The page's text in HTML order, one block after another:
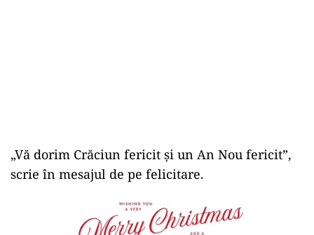
„Vă dorim Crăciun fericit şi un An Nou fericit”,
scrie în mesajul de pe felicitare.